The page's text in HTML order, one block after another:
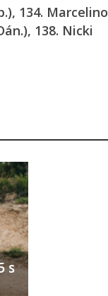
134. Marcelino
138. Nicki
s